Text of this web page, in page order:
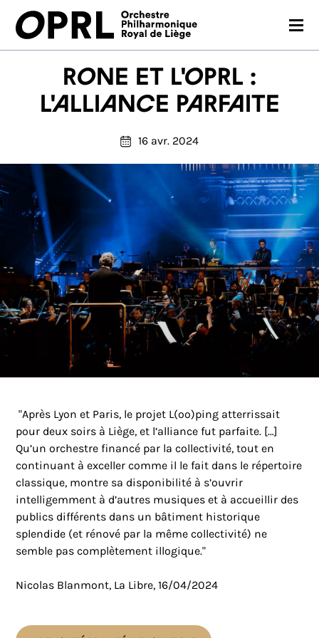
CONCERTS
SAISON 26-27
OPRL
EN PRATIQUE
MÉDIAS
NOUS SOUTENIR
FR EN
Rone et l'OPRL :
l'alliance parfaite
16 avr. 2024
"Après Lyon et Paris, le projet L(oo)ping atterrissait
pour deux soirs à Liège, et l’alliance fut parfaite. […]
Qu’un orchestre financé par la collectivité, tout en
continuant à exceller comme il le fait dans le répertoire
classique, montre sa disponibilité à s’ouvrir
intelligemment à d’autres musiques et à accueillir des
publics différents dans un bâtiment historique
splendide (et rénové par la même collectivité) ne
semble pas complètement illogique."
Nicolas Blanmont, La Libre, 16/04/2024